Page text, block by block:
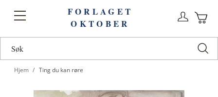
Toggle
FORLAGET
OKTOBER
Hjem Ting du kan røre